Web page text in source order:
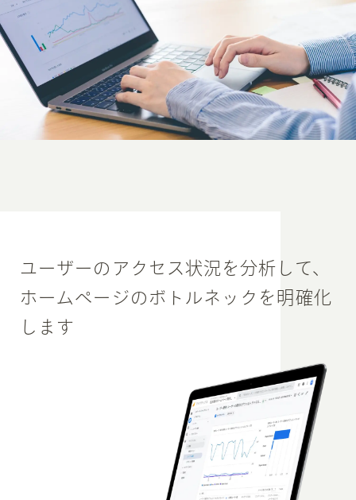
ユーザーの アクセス状況を分析して、
ホームページのボトルネックを 明確化
します